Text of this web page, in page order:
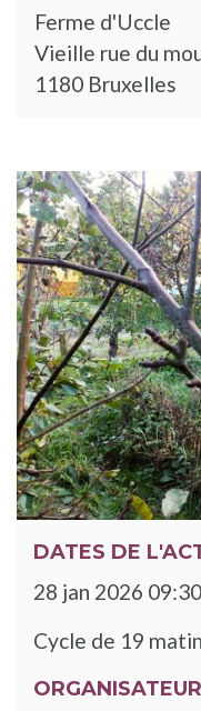
Ferme d'Uccle
Vieille rue du
1180 Bruxelles
DATES DE
28 jan 2026
Cycle de 19
ORGANISATEUR